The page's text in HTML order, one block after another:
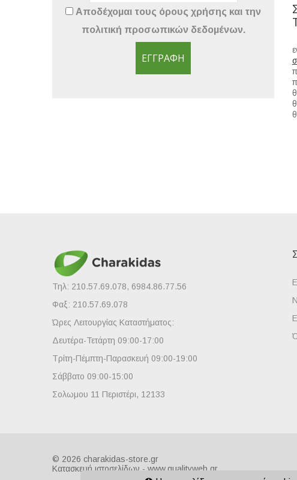
Αποδέχομαι τους όρους χρήσης και την
πολιτική προσωπικών δεδομένων.
ΕΓΓΡΑΦΉ
Τηλ: 210.57.69.078, 6984.86.77.56
Φαξ: 210.57.69.078
Ώρες Λειτουργίας Καταστήματος:
Δευτέρα-Τετάρτη 09:00-17:00
Τρίτη-Πέμπτη-Παρασκευή 09:00-19:00
Σάββατο 09:00-15:00
Σολωμου 11 Περιστέρι, 12133
© 2026 charakidas-store.gr
Κατασκευή ιστοσελίδων - www.qualityweb.gr